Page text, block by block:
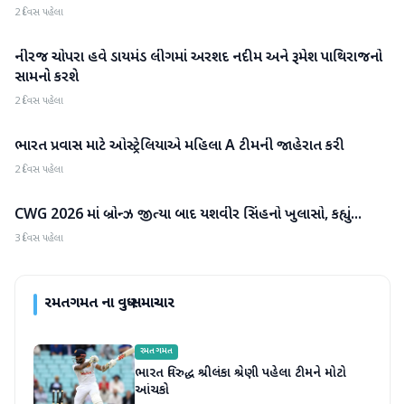
2 દિવસ પહેલા
રમતગમત
નીરજ ચોપરા હવે ડાયમંડ લીગમાં અરશદ નદીમ અને રૂમેશ પાથિરાજનો
સામનો કરશે
2 દિવસ પહેલા
રમતગમત
ભારત પ્રવાસ માટે ઓસ્ટ્રેલિયાએ મહિલા A ટીમની જાહેરાત કરી
2 દિવસ પહેલા
રમતગમત
CWG 2026 માં બ્રોન્ઝ જીત્યા બાદ યશવીર સિંહનો ખુલાસો, કહ્યું...
3 દિવસ પહેલા
રમતગમતના વધુ સમાચાર
રમતગમત
ભારત વિરુદ્ધ શ્રીલંકા શ્રેણી પહેલા ટીમને મોટો
આંચકો